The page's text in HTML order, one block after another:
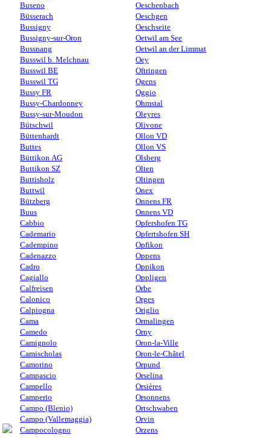
Buseno
Büsserach
Bussigny
Bussigny-sur-Oron
Bussnang
Busswil b. Melchnau
Busswil BE
Busswil TG
Bussy FR
Bussy-Chardonney
Bussy-sur-Moudon
Bütschwil
Büttenhardt
Buttes
Büttikon AG
Buttikon SZ
Buttisholz
Buttwil
Bützberg
Buus
Cabbio
Cademario
Cadempino
Cadenazzo
Cadro
Cagiallo
Calfreisen
Calonico
Calpiogna
Cama
Camedo
Camignolo
Camischolas
Camorino
Campascio
Campello
Camperio
Campo (Blenio)
Campo (Vallemaggia)
Campocologno
Oeschenbach
Oeschgen
Oeschseite
Oetwil am See
Oetwil an der Limmat
Oey
Oftringen
Ogens
Oggio
Ohmstal
Oleyres
Olivone
Ollon VD
Ollon VS
Olsberg
Olten
Oltingen
Onex
Onnens FR
Onnens VD
Opfershofen TG
Opfertshofen SH
Opfikon
Oppens
Oppikon
Oppligen
Orbe
Orges
Origlio
Ormalingen
Orny
Oron-la-Ville
Oron-le-Châtel
Orpund
Orselina
Orsières
Orsonnens
Ortschwaben
Orvin
Orzens